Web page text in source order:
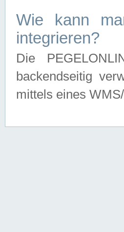
Wie kann
integrieren?
Die
backendseitig
mittels eines